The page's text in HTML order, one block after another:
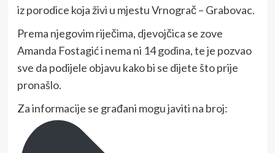
iz porodice koja živi u mjestu Vrnograč – Grabovac.
Prema njegovim riječima, djevojčica se zove
Amanda Fostagić i nema ni 14 godina, te je pozvao
sve da podijele objavu kako bi se dijete što prije
pronašlo.
Za informacije se građani mogu javiti na broj: